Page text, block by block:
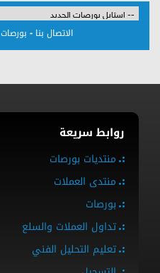
الاتصال بنا - بورصات
روابط سريعة
منتديات بورصات
منتدى العملات
بورصات
تداول العملات والسلع
تعليم التحليل الفني